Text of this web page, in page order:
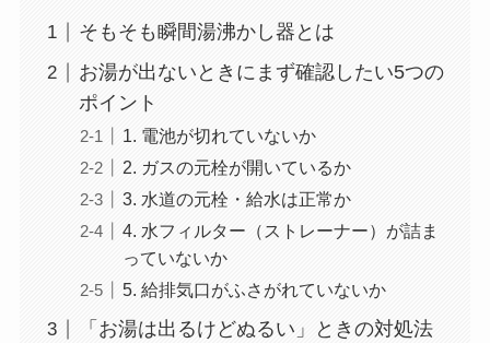
そもそも瞬間湯沸かし器とは
お湯が出ないときにまず確認したい5つの
ポイント
1. 電池が切れていないか
2. ガスの元栓が開いているか
3. 水道の元栓・給水は正常か
4. 水フィルター（ストレーナー）が詰ま
っていないか
5. 給排気口がふさがれていないか
「お湯は出るけどぬるい」ときの対処法